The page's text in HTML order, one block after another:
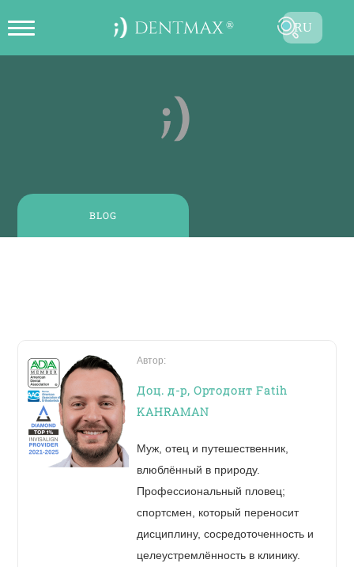
BLOG
RU
TR
ОТПРАВИТЬ
Увидьте вашу новую улыбку за 60 секунд!
Автор:
Доц. д-р, Ортодонт Fatih
KAHRAMAN
Муж, отец и путешественник,
влюблённый в природу.
Профессиональный пловец;
спортсмен, который переносит
дисциплину, сосредоточенность и
целеустремлённость в клинику.